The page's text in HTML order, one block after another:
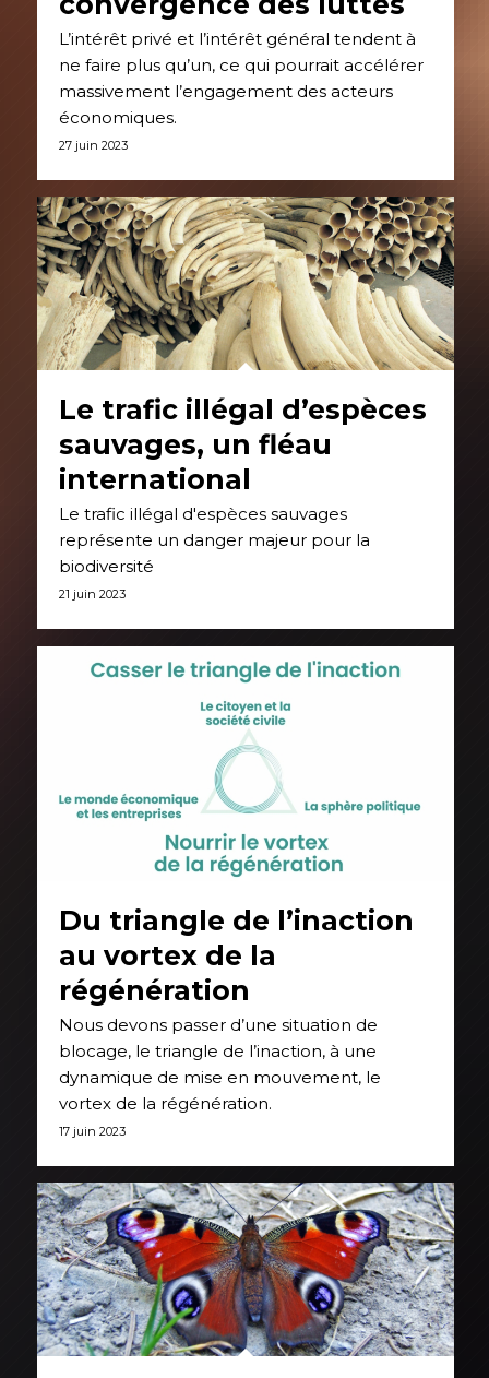
L’intérêt privé et l’intérêt général tendent à
ne faire plus qu’un, ce qui pourrait accélérer
massivement l’engagement des acteurs
économiques.
27 juin 2023
Le trafic illégal d’espèces
sauvages, un fléau
international
Le trafic illégal d'espèces sauvages
représente un danger majeur pour la
biodiversité
21 juin 2023
Du triangle de l’inaction
au vortex de la
régénération
Nous devons passer d’une situation de
blocage, le triangle de l’inaction, à une
dynamique de mise en mouvement, le
vortex de la régénération.
17 juin 2023